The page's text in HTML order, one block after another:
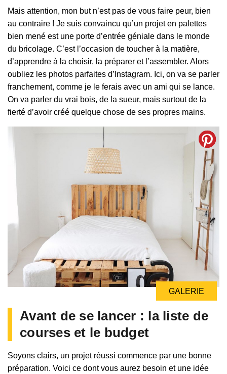
Mais attention, mon but n’est pas de vous faire peur, bien
au contraire ! Je suis convaincu qu’un projet en palettes
bien mené est une porte d’entrée géniale dans le monde
du bricolage. C’est l’occasion de toucher à la matière,
d’apprendre à la choisir, la préparer et l’assembler. Alors
oubliez les photos parfaites d’Instagram. Ici, on va se parler
franchement, comme je le ferais avec un ami qui se lance.
On va parler du vrai bois, de la sueur, mais surtout de la
fierté d’avoir créé quelque chose de ses propres mains.
GALERIE
GALERIE
Avant de se lancer : la liste de
courses et le budget
Soyons clairs, un projet réussi commence par une bonne
préparation. Voici ce dont vous aurez besoin et une idée